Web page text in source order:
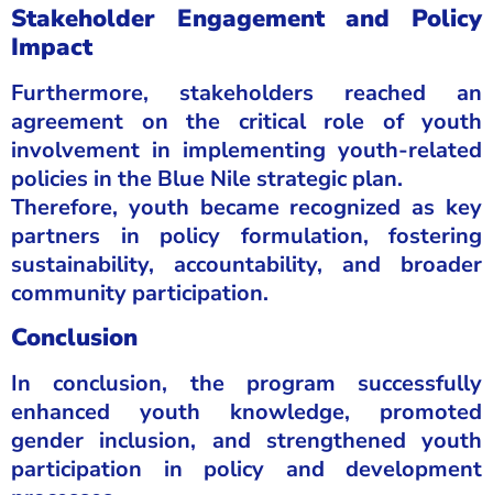
Stakeholder Engagement and Policy
Impact
Furthermore, stakeholders reached an
agreement on the critical role of youth
involvement in implementing youth-related
policies in the Blue Nile strategic plan.
Therefore, youth became recognized as key
partners in policy formulation, fostering
sustainability, accountability, and broader
community participation.
Conclusion
In conclusion, the program successfully
enhanced youth knowledge, promoted
gender inclusion, and strengthened youth
participation in policy and development